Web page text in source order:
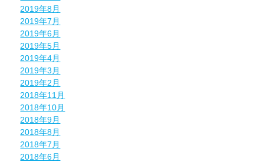
2019年8月
2019年7月
2019年6月
2019年5月
2019年4月
2019年3月
2019年2月
2018年11月
2018年10月
2018年9月
2018年8月
2018年7月
2018年6月